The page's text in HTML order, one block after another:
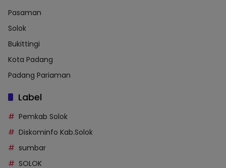
Pasaman
Solok
Bukittingi
Kota Padang
Padang Pariaman
Label
Pemkab Solok
Diskominfo Kab.Solok
sumbar
SOLOK